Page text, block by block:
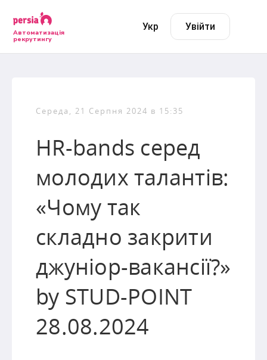
Автоматизація
рекрутингу
Укр Увійти
Середа, 21 Серпня 2024 в 15:35
HR-bands серед
молодих талантів:
«Чому так
складно закрити
джуніор-вакансії?»
by STUD-POINT
28.08.2024